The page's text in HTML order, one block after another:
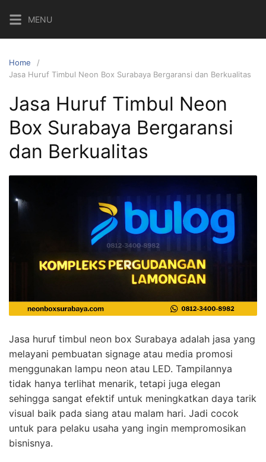
content
MENU
Home
Jasa Huruf Timbul Neon Box Surabaya Bergaransi dan Berkualitas
Jasa Huruf Timbul Neon
Box Surabaya Bergaransi
dan Berkualitas
Jasa huruf timbul neon box Surabaya adalah jasa yang
melayani pembuatan signage atau media promosi
menggunakan lampu neon atau LED. Tampilannya
tidak hanya terlihat menarik, tetapi juga elegan
sehingga sangat efektif untuk meningkatkan daya tarik
visual baik pada siang atau malam hari. Jadi cocok
untuk para pelaku usaha yang ingin mempromosikan
bisnisnya.